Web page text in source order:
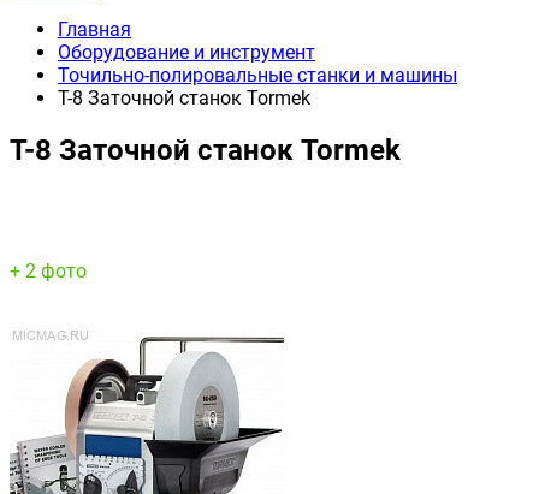
Главная
Оборудование и инструмент
Точильно-полировальные станки и машины
T-8 Заточной станок Tormek
T-8 Заточной станок Tormek
+ 2 фото